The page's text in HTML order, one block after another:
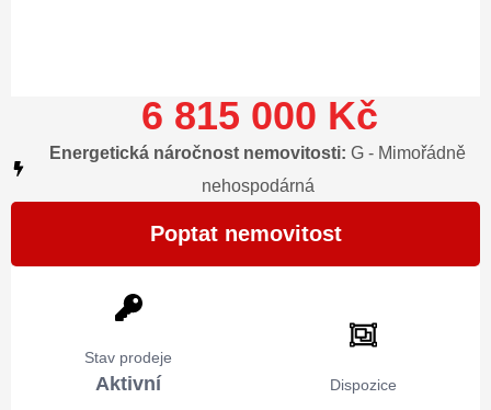
6 815 000 Kč
Energetická náročnost nemovitosti: G - Mimořádně
nehospodárná
Poptat nemovitost
Stav prodeje
Aktivní Dispozice